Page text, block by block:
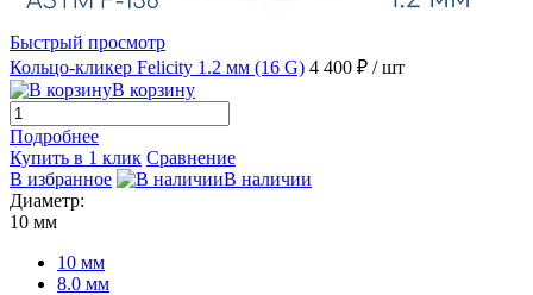
Быстрый просмотр
Кольцо-кликер Felicity 1.2 мм (16 G) 4 400 ₽ / шт
В корзину
Подробнее
Купить в 1 клик Сравнение
В избранное
В наличии
Диаметр:
10 мм
10 мм
8.0 мм